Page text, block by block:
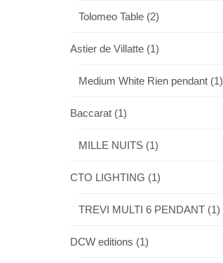
Tolomeo Table (2)
Astier de Villatte (1)
Medium White Rien pendant (1)
Baccarat (1)
MILLE NUITS (1)
CTO LIGHTING (1)
TREVI MULTI 6 PENDANT (1)
DCW editions (1)